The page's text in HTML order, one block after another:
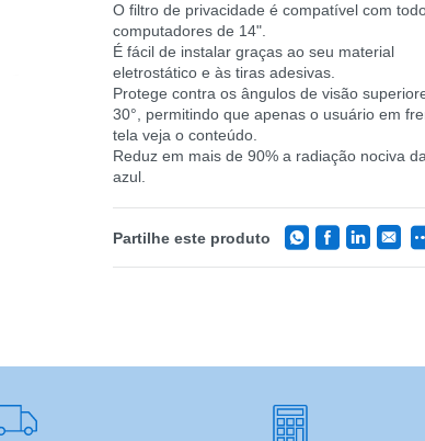
O filtro de privacidade é compatível com
computadores de 14".
É fácil de instalar graças ao seu material
eletrostático e às tiras adesivas.
Protege contra os ângulos de visão
30°, permitindo que apenas o usuário em
tela veja o conteúdo.
Reduz em mais de 90% a radiação nociva
azul.
Partilhe este produto